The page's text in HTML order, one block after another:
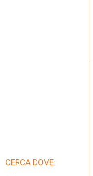
CERCA DOVE: